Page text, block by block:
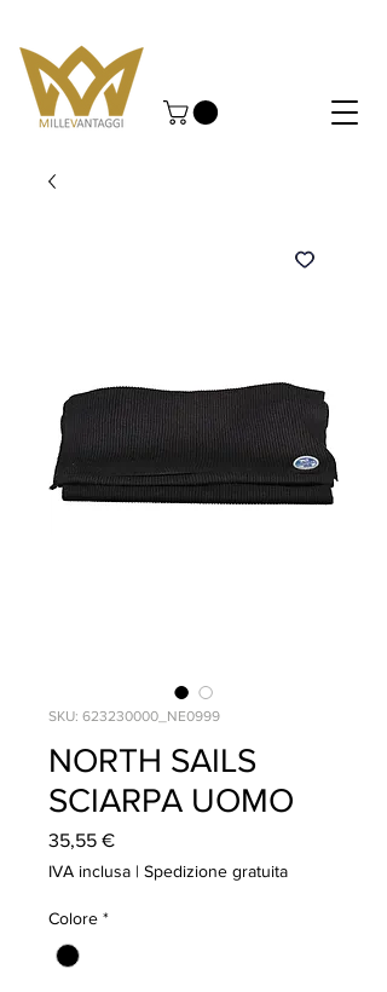
SKU: 623230000_NE0999
NORTH SAILS
SCIARPA UOMO
35,55 €Prezzo
IVA inclusa | Spedizione gratuita
Colore *